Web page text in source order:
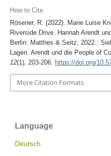
How to Cite
Rösener, R. (2022). Marie Luise
Riverside Drive. Hannah Arendt
Berlin: Matthes & Seitz, 2022.:
Lagen. Arendt und die People of
12(1), 203-206. https://doi.org/
More Citation Formats
Language
Deutsch